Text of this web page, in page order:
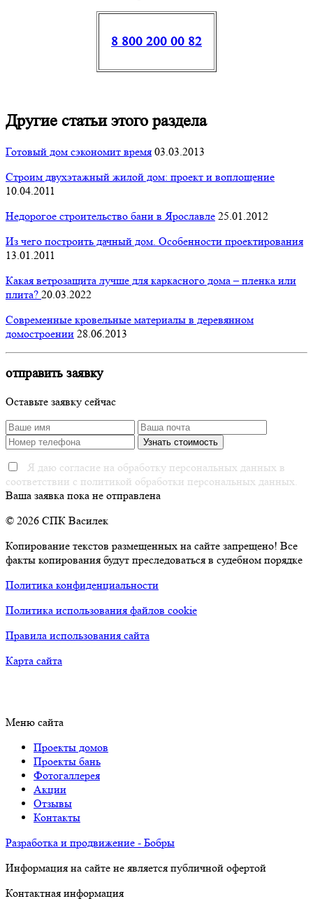
8 800 200 00 82
Другие статьи этого раздела
Готовый дом сэкономит время 03.03.2013
Строим двухэтажный жилой дом: проект и воплощение
10.04.2011
Недорогое строительство бани в Ярославле 25.01.2012
Из чего построить дачный дом. Особенности проектирования
13.01.2011
Какая ветрозащита лучше для каркасного дома – пленка или
плита? 20.03.2022
Современные кровельные материалы в деревянном
домостроении 28.06.2013
отправить заявку
Оставьте заявку сейчас
Я даю согласие на обработку персональных данных в
соответствии с политикой обработки персональных данных.
Ваша заявка пока не отправлена
© 2026 СПК Василек
Копирование текстов размещенных на сайте запрещено! Все
факты копирования будут преследоваться в судебном порядке
Политика конфиденциальности
Политика использования файлов cookie
Правила использования сайта
Карта сайта
Меню сайта
Проекты домов
Проекты бань
Фотогаллерея
Акции
Отзывы
Контакты
Разработка и продвижение - Бобры
Информация на сайте не является публичной офертой
Контактная информация